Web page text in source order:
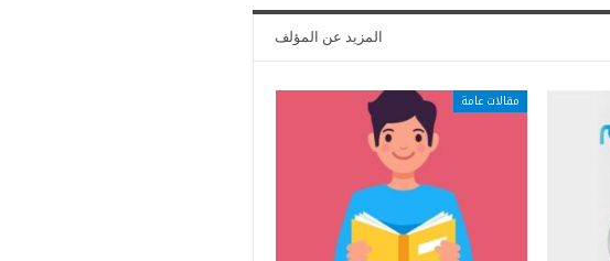
المزيد عن المؤلف
مقالات عامة